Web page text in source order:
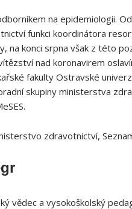
na epidemiologii.
funkci koordinátora
na konci srpna však z této
nad koronavirem
fakulty Ostravské
skupiny ministerstva
zdravotnictví,
vědec a vysokoškolský